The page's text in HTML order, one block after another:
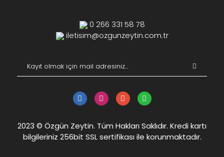
0 266 331 58 78
iletisim@ozgunzeytin.com.tr
2023 © Özgün Zeytin. Tüm Hakları Saklıdır. Kredi kartı
bilgileriniz 256bit SSL sertifikası ile korunmaktadır.